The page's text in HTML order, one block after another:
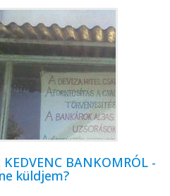
BANKOMRÓL -
küldjem?